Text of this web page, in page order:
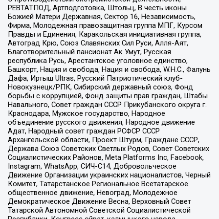
РЕВТАТПОД, Артподготовка, Штольц, В честь иконы
Божией Матери Державная, Сектор 16, Независимость,
Фирма, Молодежная правозащитная группа МПГ, Курсом
Правды и Единения, Каракольская инициативная группа,
Автоград Крю, Союз Славянских Сил Руси, Алля-Аят,
Благотворительный пансионат Ак Умут, Русская
республика Русь, Арестантское уголовное единство,
Башкорт, Нация и свобода, Нация и свобода, W.H.С., Фалунь
Дафа, Иртыш Ultras, Русский Патриотический клуб-
Новокузнецк/РПК, Сибирский державный союз, Фонд
борьбы с коррупцией, Фонд защиты прав граждан, Штабы
Навального, Совет граждан СССР Прикубанского округа г.
Краснодара, Мужское государство, Народное
объединение русского движения, Народное движение
Адат, Народный совет граждан РСФСР СССР
Архангельской области, Проект Штурм, Граждане СССР,
Держава Союз Советских Светлых Родов, Совет Советских
Социалистических Районов, Meta Platforms Inc, Facebook,
Instagram, WhatsApp, СИЧ-С14, Добровольческое
Движение Организации украинских националистов, Черный
Комитет, Татарстанское Региональное Всетатарское
общественное движение, Невоград, Молодежное
Демократическое Движение Весна, Верховный Совет
Татарской Автономной Советской Социалистической